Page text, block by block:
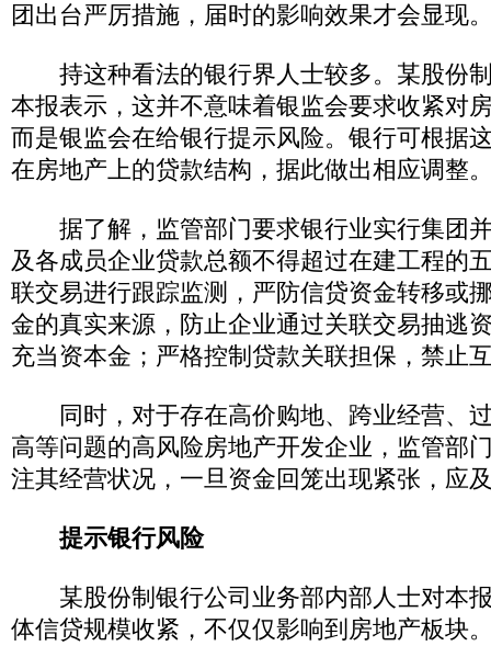
团出台严厉措施，届时的影响效果才会显现
持这种看法的银行界人士较多。某股份
本报表示，这并不意味着银监会要求收紧对
而是银监会在给银行提示风险。银行可根据
在房地产上的贷款结构，据此做出相应调整
据了解，监管部门要求银行业实行集团
及各成员企业贷款总额不得超过在建工程的
联交易进行跟踪监测，严防信贷资金转移或
金的真实来源，防止企业通过关联交易抽逃
充当资本金；严格控制贷款关联担保，禁止
同时，对于存在高价购地、跨业经营、
高等问题的高风险房地产开发企业，监管部
注其经营状况，一旦资金回笼出现紧张，应
提示银行风险
某股份制银行公司业务部内部人士对本
体信贷规模收紧，不仅仅影响到房地产板块